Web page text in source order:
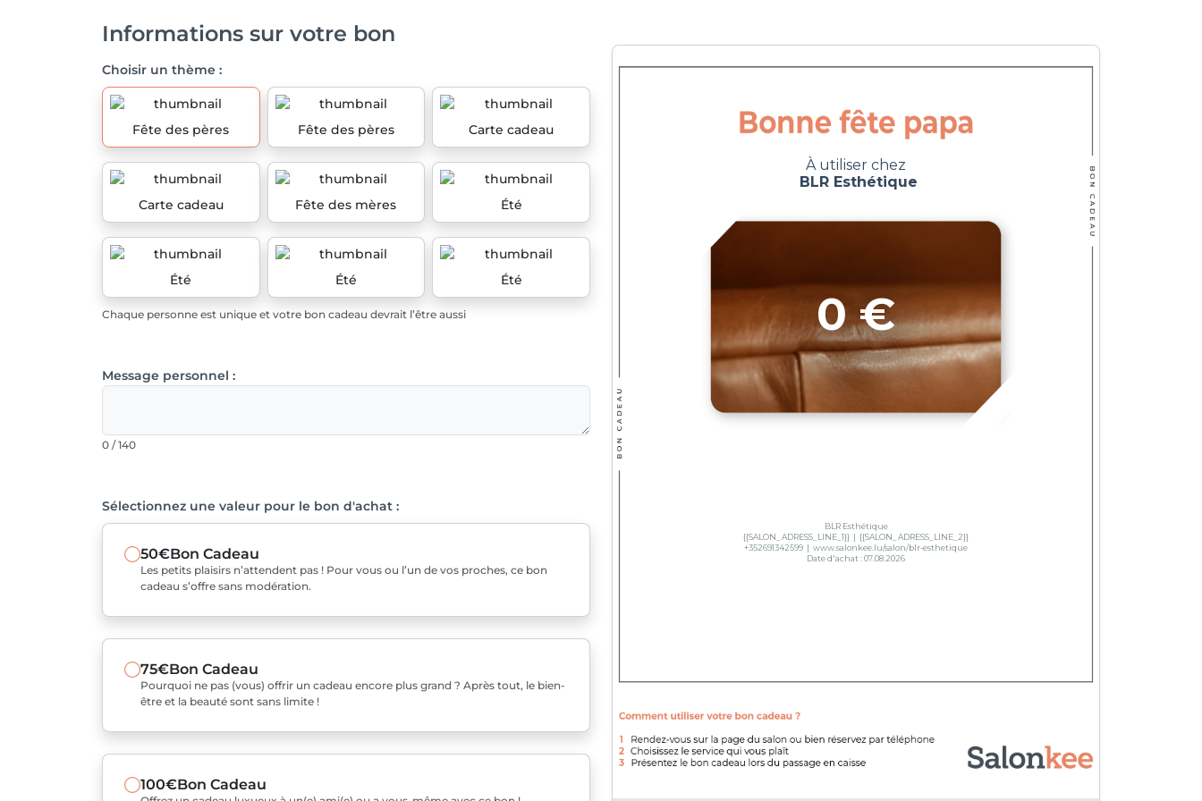
Informations sur votre bon
Choisir un thème :
Fête des pères Fête des pères Carte cadeau
Carte cadeau Fête des mères Été
Été Été Été
Chaque personne est unique et votre bon cadeau devrait l’être aussi
Message personnel :
0 / 140
Sélectionnez une valeur pour le bon d'achat :
50€Bon Cadeau
Les petits plaisirs n’attendent pas ! Pour vous ou l’un de vos proches, ce bon
cadeau s’offre sans modération.
75€Bon Cadeau
Pourquoi ne pas (vous) offrir un cadeau encore plus grand ? Après tout, le bien-
être et la beauté sont sans limite !
100€Bon Cadeau